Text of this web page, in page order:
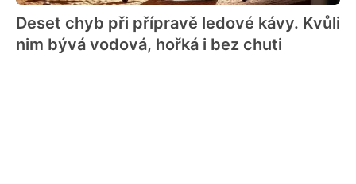
Deset chyb při přípravě ledové kávy. Kvůli
nim bývá vodová, hořká i bez chuti